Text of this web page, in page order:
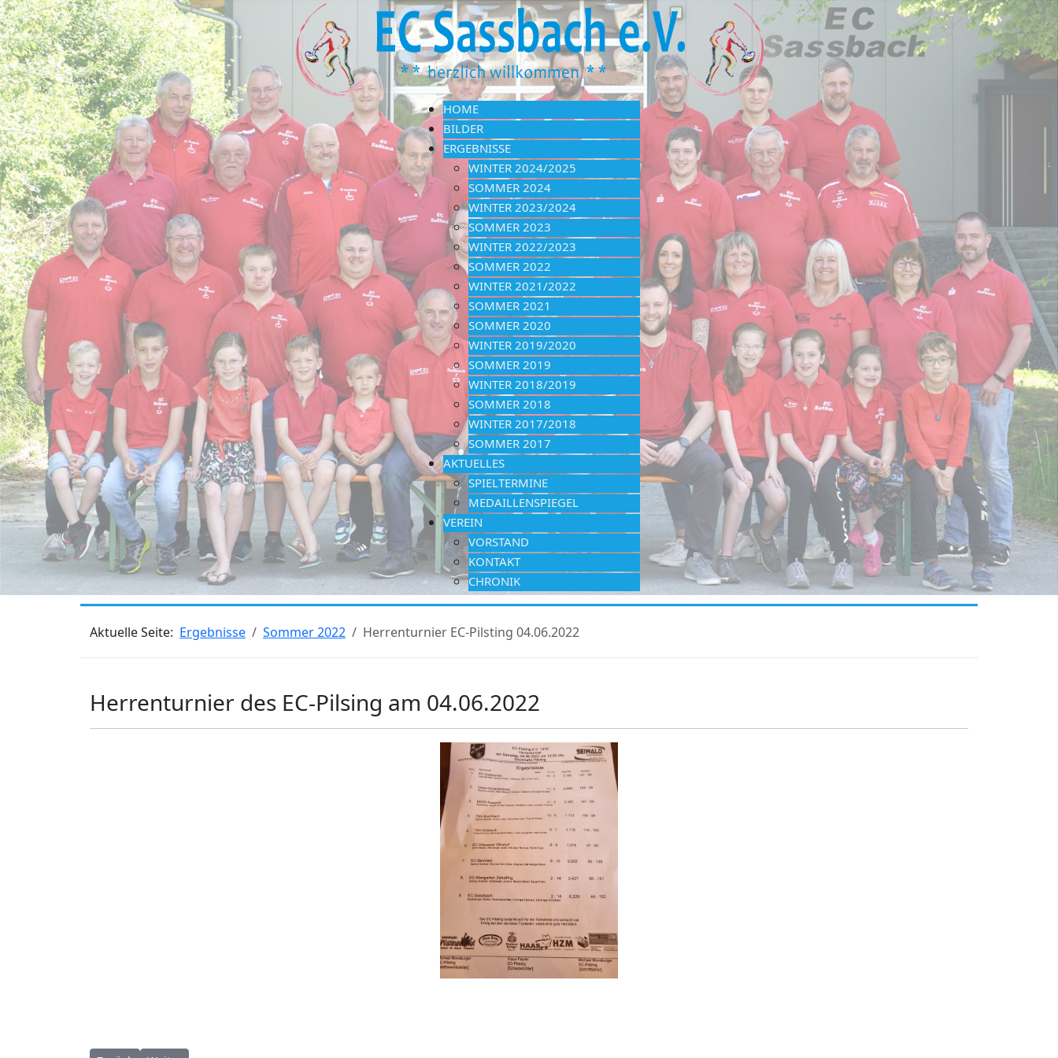
HOME
BILDER
ERGEBNISSE
WINTER 2024/2025
SOMMER 2024
WINTER 2023/2024
SOMMER 2023
WINTER 2022/2023
SOMMER 2022
WINTER 2021/2022
SOMMER 2021
SOMMER 2020
WINTER 2019/2020
SOMMER 2019
WINTER 2018/2019
SOMMER 2018
WINTER 2017/2018
SOMMER 2017
AKTUELLES
SPIELTERMINE
MEDAILLENSPIEGEL
VEREIN
VORSTAND
KONTAKT
CHRONIK
Aktuelle Seite: Ergebnisse Sommer 2022 Herrenturnier EC-Pilsting 04.06.2022
Herrenturnier des EC-Pilsing am 04.06.2022